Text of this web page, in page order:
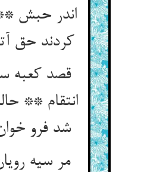
اندر حبش
کردند حق
قصد کعبه
انتقام **
شد فرو
مر سیه